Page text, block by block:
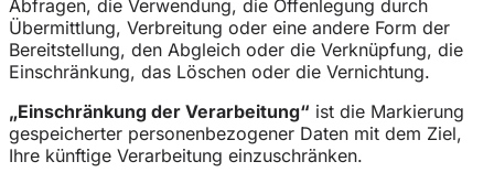
Abfragen, die Verwendung, die Offenlegung durch
Übermittlung, Verbreitung oder eine andere Form der
Bereitstellung, den Abgleich oder die Verknüpfung, die
Einschränkung, das Löschen oder die Vernichtung.
„Einschränkung der Verarbeitung“ ist die Markierung
gespeicherter personenbezogener Daten mit dem Ziel,
Ihre künftige Verarbeitung einzuschränken.